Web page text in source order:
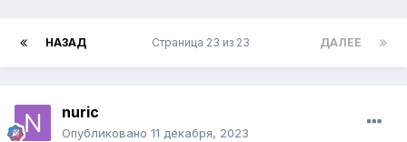
НАЗАД ДАЛЕЕ
Страница 23 из 23
nuric
Опубликовано 11 декабря, 2023